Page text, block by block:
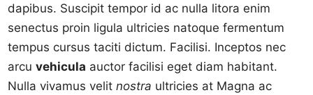
dapibus. Suscipit tempor id ac nulla litora enim
senectus proin ligula ultricies natoque fermentum
tempus cursus taciti dictum. Facilisi. Inceptos nec
arcuvehicula auctor facilisi eget diam habitant.
Nulla vivamus velitnostra ultricies at Magna ac